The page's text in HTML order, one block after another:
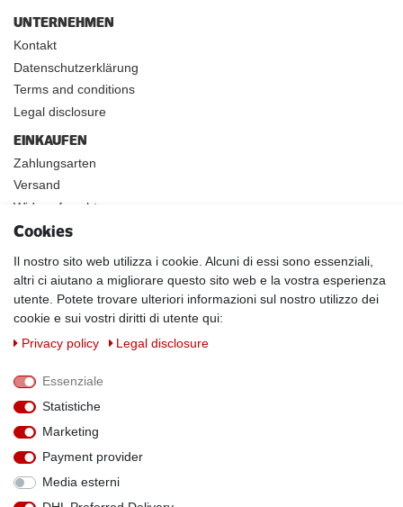
UNTERNEHMEN
Kontakt
Datenschutzerklärung
Terms and conditions
Legal disclosure
EINKAUFEN
Zahlungsarten
Versand
Widerrufsrecht
INFOS
Kundenanwendungen
Physikalische Eigenschaften
Magnetismus von A-Z
Magnetmaterialien
Downloads
Handelspartner werden
Facebook
Cookies
Il nostro sito web utilizza i cookie. Alcuni di essi sono essenziali,
altri ci aiutano a migliorare questo sito web e la vostra esperienza
utente. Potete trovare ulteriori informazioni sul nostro utilizzo dei
cookie e sui vostri diritti di utente qui:
Privacy policy
Legal disclosure
Essenziale
Statistiche
Marketing
Payment provider
Media esterni